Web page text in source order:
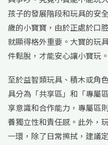
孩子的發展階段和玩具的安
歲的小寶寶，由於正處於口
就顯得格外重要。大寶的玩
件鬆脫，才能安心讓小寶玩。
至於益智類玩具、積木或角
具分為「共享區」和「專屬
享意識和合作能力，專屬區
養獨立性和責任感。此外，
一環，除了日常擦拭，建議